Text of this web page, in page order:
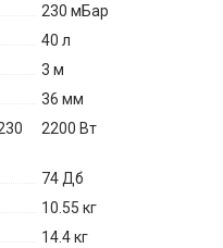
230 мБар
40 л
3 м
36 мм
2200 Вт
74 Дб
10.55 кг
14.4 кг